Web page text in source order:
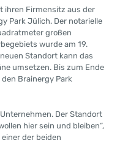
ihren Firmensitz aus der
Park Jülich. Der notarielle
großen
wurde am 19.
Standort kann das
umsetzen. Bis zum Ende
Brainergy Park
Der Standort
hier sein und bleiben“,
der beiden